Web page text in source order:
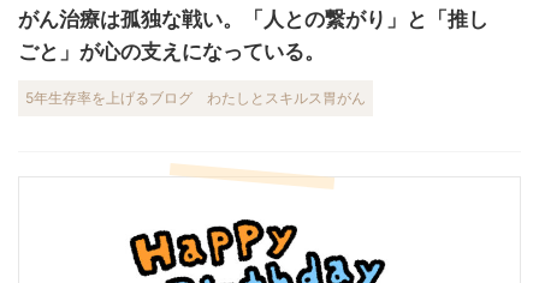
がん治療は孤独な戦い。「人との繋がり」と「推し
ごと」が心の支えになっている。
5年生存率を上げるブログ わたしとスキルス胃がん